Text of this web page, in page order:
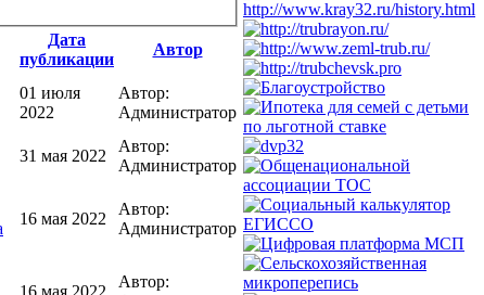
Дата
публикации
Автор
01 июля
2022
Автор:
Администратор
31 мая 2022
Автор:
Администратор
16 мая 2022
Автор:
Администратор
Автор: